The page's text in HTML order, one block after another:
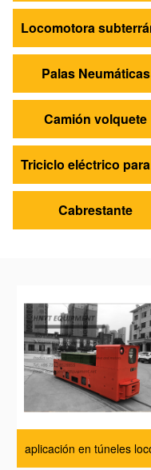
Palas Neumáticas
Camión volquete
Cabrestante